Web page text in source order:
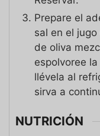
Prepare el
sal en el
de oliva
espolvoree
llévela al
sirva a
NUTRICIÓN